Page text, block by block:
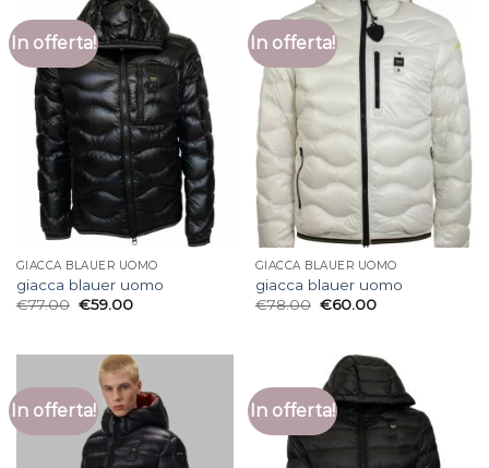
In offerta!
GIACCA BLAUER UOMO
giacca blauer uomo
€77.00 €59.00
In offerta!
GIACCA BLAUER UOMO
giacca blauer uomo
€78.00 €60.00
In offerta! In offerta!